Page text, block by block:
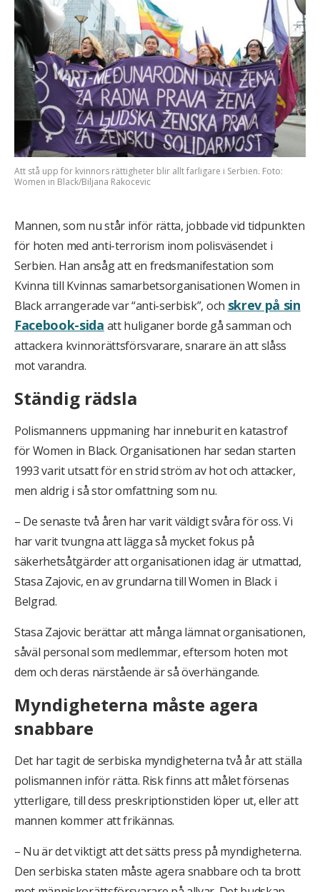
Att stå upp för kvinnors rättigheter blir allt farligare i Serbien. Foto:
Women in Black/Biljana Rakocevic
Mannen, som nu står inför rätta, jobbade vid tidpunkten
för hoten med anti-terrorism inom polisväsendet i
Serbien. Han ansåg att en fredsmanifestation som
Kvinna till Kvinnas samarbetsorganisationen Women in
Black arrangerade var “anti-serbisk”, och skrev på sin
Facebook-sida att huliganer borde gå samman och
attackera kvinnorättsförsvarare, snarare än att slåss
mot varandra.
Ständig rädsla
Polismannens uppmaning har inneburit en katastrof
för Women in Black. Organisationen har sedan starten
1993 varit utsatt för en strid ström av hot och attacker,
men aldrig i så stor omfattning som nu.
– De senaste två åren har varit väldigt svåra för oss. Vi
har varit tvungna att lägga så mycket fokus på
säkerhetsåtgärder att organisationen idag är utmattad,
Stasa Zajovic, en av grundarna till Women in Black i
Belgrad.
Stasa Zajovic berättar att många lämnat organisationen,
såväl personal som medlemmar, eftersom hoten mot
dem och deras närstående är så överhängande.
Myndigheterna måste agera
snabbare
Det har tagit de serbiska myndigheterna två år att ställa
polismannen inför rätta. Risk finns att målet försenas
ytterligare, till dess preskriptionstiden löper ut, eller att
mannen kommer att frikännas.
– Nu är det viktigt att det sätts press på myndigheterna.
Den serbiska staten måste agera snabbare och ta brott